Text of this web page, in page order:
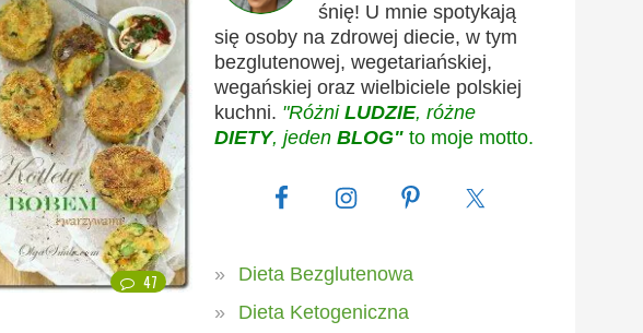
47
śnię! U mnie spotykają
się osoby na zdrowej diecie, w tym
bezglutenowej, wegetariańskiej,
wegańskiej oraz wielbiciele polskiej
kuchni. "Różni LUDZIE, różne
DIETY, jeden BLOG" to moje motto.
Dieta Bezglutenowa
Dieta Ketogeniczna